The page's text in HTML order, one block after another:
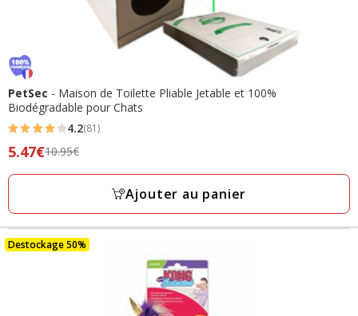
PetSec - Maison de Toilette Pliable Jetable et 100%
Biodégradable pour Chats
4.2
étoiles
avec
avis
4.2(81)
Prix
précédent
prix
final
5.47€
5.47€10.95€
Ajouter au panier
Destockage 50%